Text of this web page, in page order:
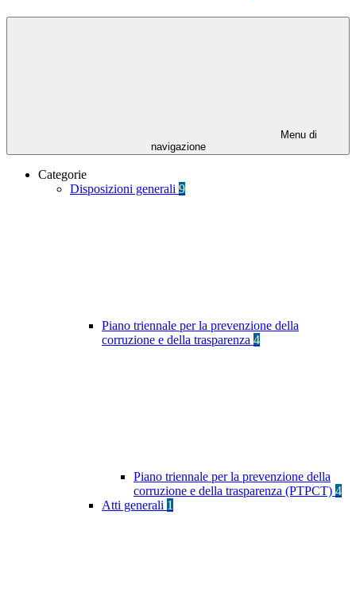
Menu di
navigazione
Categorie
Disposizioni generali 9
Piano triennale per la prevenzione della
corruzione e della trasparenza 4
Piano triennale per la prevenzione della
corruzione e della trasparenza (PTPCT) 4
Atti generali 1